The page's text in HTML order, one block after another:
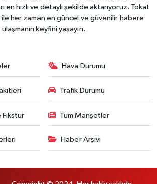
en hızlı ve detaylı şekilde aktarıyoruz. Tokat
her zaman en güncel ve güvenilir habere
ulaşmanın keyfini yaşayın.
Hava Durumu
Trafik Durumu
Fikstür Tüm Manşetler
Haber Arşivi